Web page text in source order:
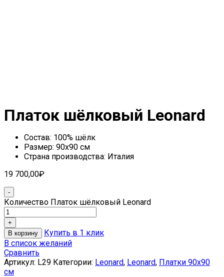
Платок шёлковый Leonard
Состав: 100% шёлк
Размер: 90х90 см
Страна производства: Италия
19 700,00₽
Количество Платок шёлковый Leonard
В корзину
Купить в 1 клик
В список желаний
Сравнить
Артикул: L29 Категории: Leonard, Leonard, Платки 90х90
см